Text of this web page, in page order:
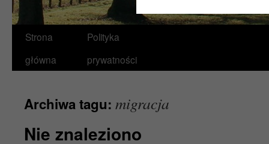
Przejdź
do
Strona
główna
Polityka
prywatności
Archiwa tagu: migracja
Nie znaleziono